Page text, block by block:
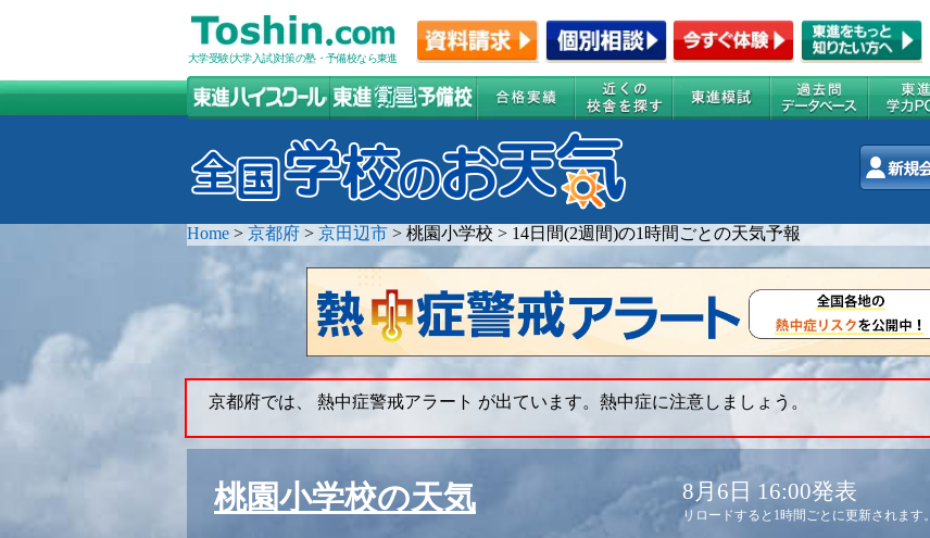
大学受験(大学入試)対策の塾・予備校なら東進
Home > 京都府 > 京田辺市 > 桃園小学校 > 14日間(2週間)の1時間ごとの天気予報
京都府では、 熱中症警戒アラート が出ています。熱中症に注意しましょう。
桃園小学校の天気 8月6日 16:00発表
リロードすると1時間ごとに更新されます。